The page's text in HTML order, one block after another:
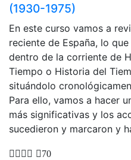
(1930-1975)
En este curso vamos a
reciente de España, lo
dentro de la corriente de
Tiempo o Historia del
situándolo
Para ello, vamos a hacer
más significativas y los
sucedieron y marcaron y
70